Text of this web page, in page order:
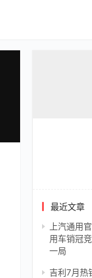
最近文章
上汽通用
用车销冠
一局
吉利7月热